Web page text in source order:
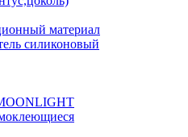
материал
силиконовый